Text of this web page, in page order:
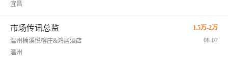
宜昌
市场传讯总监
1.5万-2万
温州楠溪悦榕庄&鸿居酒店
08-07
温州